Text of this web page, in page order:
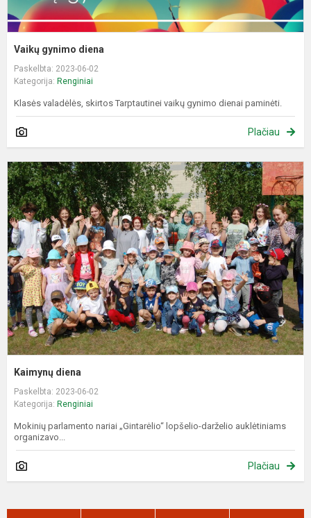
Vaikų gynimo diena
Paskelbta: 2023-06-02
Kategorija: Renginiai
Klasės valadėlės, skirtos Tarptautinei vaikų gynimo dienai paminėti.
Plačiau
Kaimynų diena
Paskelbta: 2023-06-02
Kategorija: Renginiai
Mokinių parlamento nariai „Gintarėlio“ lopšelio-darželio auklėtiniams
organizavo...
Plačiau